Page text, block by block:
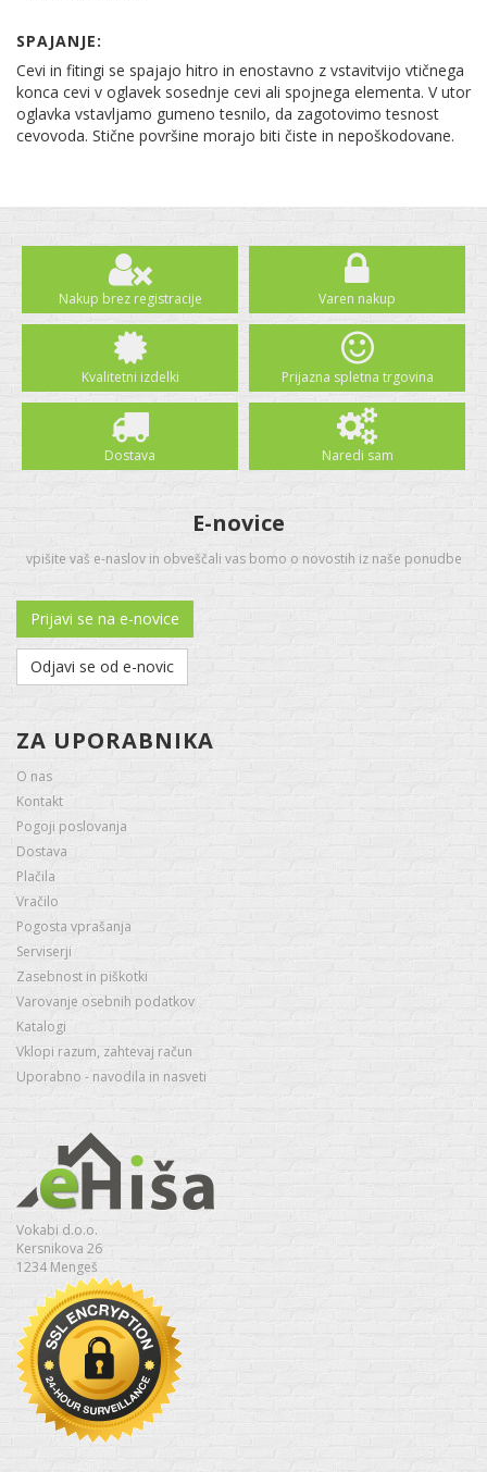
SPAJANJE:
Cevi in fitingi se spajajo hitro in enostavno z vstavitvijo vtičnega
konca cevi v oglavek sosednje cevi ali spojnega elementa. V utor
oglavka vstavljamo gumeno tesnilo, da zagotovimo tesnost
cevovoda. Stične površine morajo biti čiste in nepoškodovane.
Nakup brez registracije Varen nakup
Kvalitetni izdelki Prijazna spletna trgovina
Dostava Naredi sam
E-novice
vpišite vaš e-naslov in obveščali vas bomo o novostih iz naše ponudbe
Prijavi se na e-novice
Odjavi se od e-novic
ZA UPORABNIKA
O nas
Kontakt
Pogoji poslovanja
Dostava
Plačila
Vračilo
Pogosta vprašanja
Serviserji
Zasebnost in piškotki
Varovanje osebnih podatkov
Katalogi
Vklopi razum, zahtevaj račun
Uporabno - navodila in nasveti
Vokabi d.o.o.
Kersnikova 26
1234 Mengeš